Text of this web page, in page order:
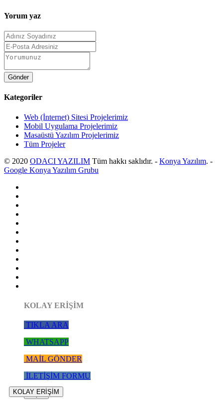
Yorum yaz
Kategoriler
Web (İnternet) Sitesi Projelerimiz
Mobil Uygulama Projelerimiz
Masaüstü Yazılım Projelerimiz
Tüm Projeler
© 2020 ODACI YAZILIM Tüm hakkı saklıdır. - Konya Yazılım. -
Google Konya Yazılım Grubu
KOLAY ERİŞİM
KOLAY ERİŞİM
TIKLA ARA
WHATSAPP
MAİL GÖNDER
İLETİŞİM FORMU
Kapat